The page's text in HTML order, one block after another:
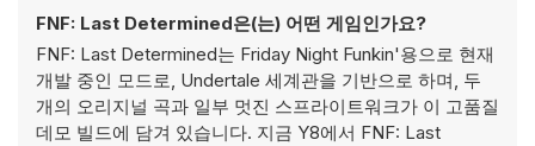
FNF: Last Determined은(는) 어떤 게임인가요?
FNF: Last Determined는 Friday Night Funkin'용으로 현재
개발 중인 모드로, Undertale 세계관을 기반으로 하며, 두
개의 오리지널 곡과 일부 멋진 스프라이트워크가 이 고품질
데모 빌드에 담겨 있습니다. 지금 Y8에서 FNF: Last